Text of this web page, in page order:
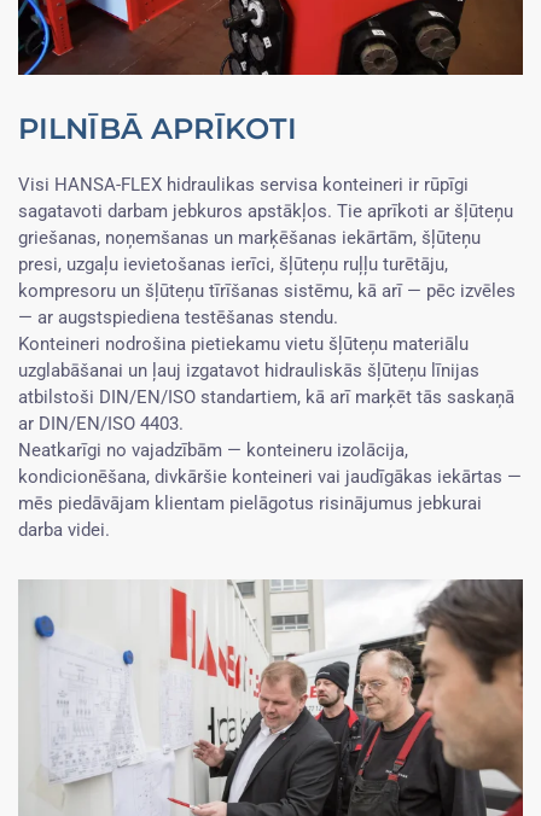
PILNĪBĀ APRĪKOTI
Visi HANSA-FLEX hidraulikas servisa konteineri ir rūpīgi
sagatavoti darbam jebkuros apstākļos. Tie aprīkoti ar šļūteņu
griešanas, noņemšanas un marķēšanas iekārtām, šļūteņu
presi, uzgaļu ievietošanas ierīci, šļūteņu ruļļu turētāju,
kompresoru un šļūteņu tīrīšanas sistēmu, kā arī — pēc izvēles
— ar augstspiediena testēšanas stendu.
Konteineri nodrošina pietiekamu vietu šļūteņu materiālu
uzglabāšanai un ļauj izgatavot hidrauliskās šļūteņu līnijas
atbilstoši DIN/EN/ISO standartiem, kā arī marķēt tās saskaņā
ar DIN/EN/ISO 4403.
Neatkarīgi no vajadzībām — konteineru izolācija,
kondicionēšana, divkāršie konteineri vai jaudīgākas iekārtas —
mēs piedāvājam klientam pielāgotus risinājumus jebkurai
darba videi.